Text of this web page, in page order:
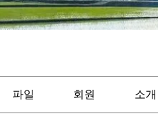
파일 회원 소개